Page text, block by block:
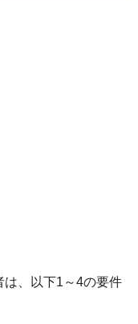
は、以下1～4の要件